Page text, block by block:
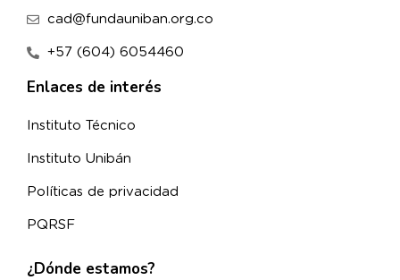
cad@fundauniban.org.co
+57 (604) 6054460
Enlaces de interés
Instituto Técnico
Instituto Unibán
Políticas de privacidad
PQRSF
¿Dónde estamos?